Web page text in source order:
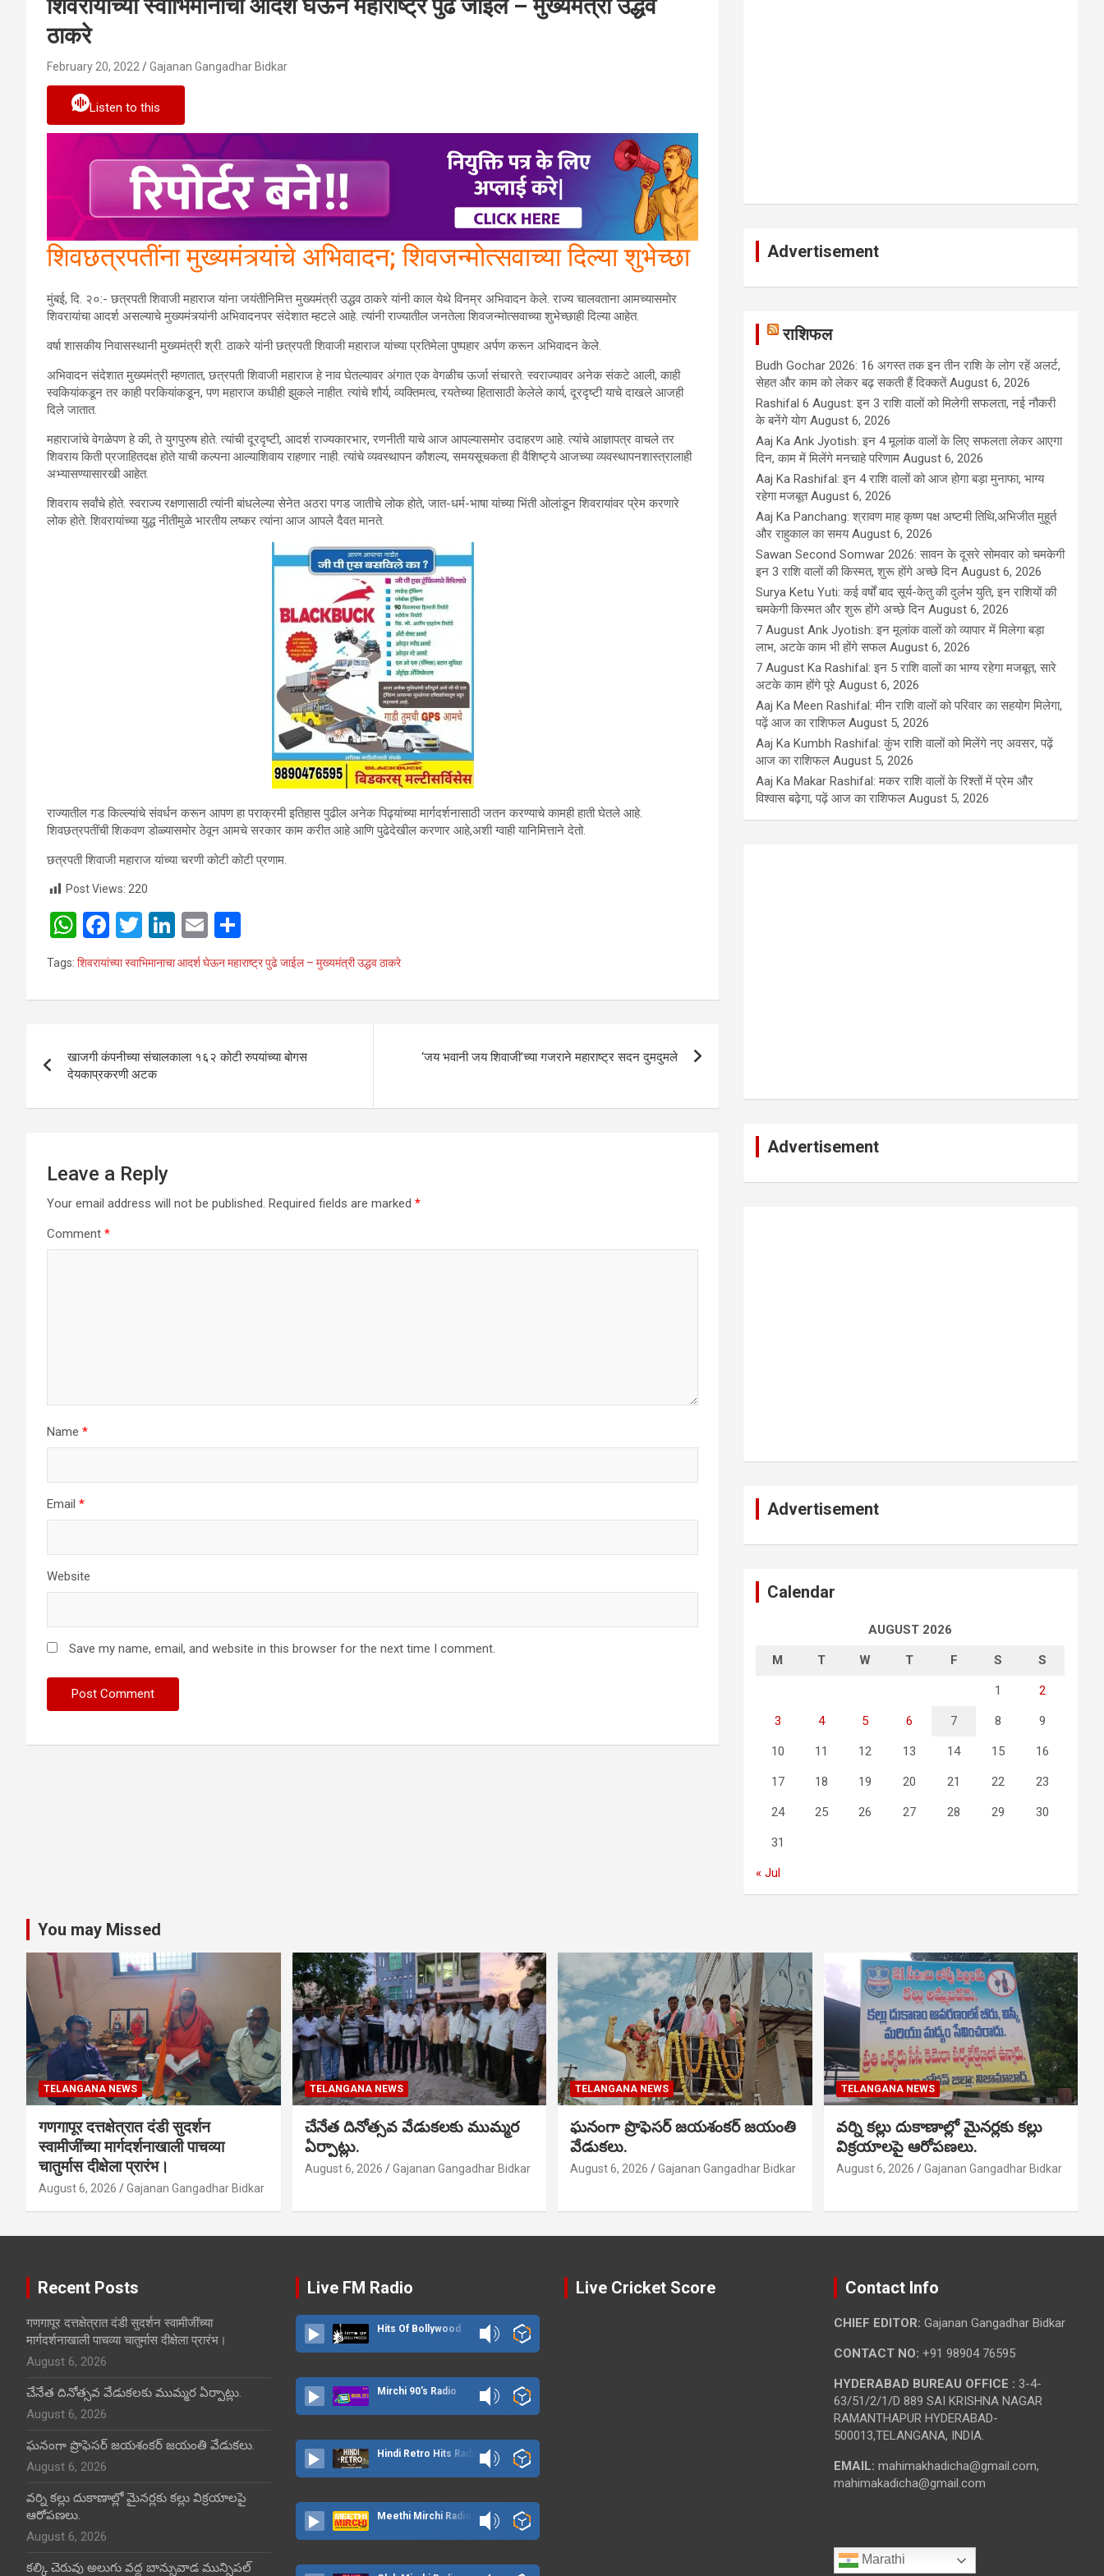
शिवरायांच्या स्वाभिमानाचा आदर्श घेऊन महाराष्ट्र पुढे जाईल – मुख्यमंत्री उद्धव
ठाकरे
February 20, 2022 Gajanan Gangadhar Bidkar
Listen to this
शिवछत्रपतींना मुख्यमंत्र्यांचे अभिवादन; शिवजन्मोत्सवाच्या दिल्या शुभेच्छा
मुंबई, दि. २०:- छत्रपती शिवाजी महाराज यांना जयंतीनिमित्त मुख्यमंत्री उद्धव ठाकरे यांनी काल येथे विनम्र अभिवादन केले. राज्य चालवताना आमच्यासमोर
शिवरायांचा आदर्श असल्याचे मुख्यमंत्र्यांनी अभिवादनपर संदेशात म्हटले आहे. त्यांनी राज्यातील जनतेला शिवजन्मोत्सवाच्या शुभेच्छाही दिल्या आहेत.
वर्षा शासकीय निवासस्थानी मुख्यमंत्री श्री. ठाकरे यांनी छत्रपती शिवाजी महाराज यांच्या प्रतिमेला पुष्पहार अर्पण करून अभिवादन केले.
अभिवादन संदेशात मुख्यमंत्री म्हणतात, छत्रपती शिवाजी महाराज हे नाव घेतल्यावर अंगात एक वेगळीच ऊर्जा संचारते. स्वराज्यावर अनेक संकटे आली, काही
स्वकियांकडून तर काही परकियांकडून, पण महाराज कधीही झुकले नाहीत. त्यांचे शौर्य, व्यक्तिमत्व, रयतेच्या हितासाठी केलेले कार्य, दूरदृष्टी याचे दाखले आजही
दिले जातात.
महाराजांचे वेगळेपण हे की, ते युगपुरुष होते. त्यांची दूरदृष्टी, आदर्श राज्यकारभार, रणनीती याचे आज आपल्यासमोर उदाहरण आहे. त्यांचे आज्ञापत्र वाचले तर
शिवराय किती प्रजाहितदक्ष होते याची कल्पना आल्याशिवाय राहणार नाही. त्यांचे व्यवस्थापन कौशल्य, समयसूचकता ही वैशिष्ट्ये आजच्या व्यवस्थापनशास्त्रालाही
अभ्यासण्यासारखी आहेत.
शिवराय सर्वांचे होते. स्वराज्य रक्षणासाठी त्यांनी बांधलेल्या सेनेत अठरा पगड जातीचे लोक होते, जात-धर्म-भाषा यांच्या भिंती ओलांडून शिवरायांवर प्रेम करणारे
लोक होते. शिवरायांच्या युद्ध नीतीमुळे भारतीय लष्कर त्यांना आज आपले दैवत मानते.
राज्यातील गड किल्ल्यांचे संवर्धन करून आपण हा पराक्रमी इतिहास पुढील अनेक पिढ्यांच्या मार्गदर्शनासाठी जतन करण्याचे कामही हाती घेतले आहे.
शिवछत्रपतींची शिकवण डोळ्यासमोर ठेवून आमचे सरकार काम करीत आहे आणि पुढेदेखील करणार आहे,अशी ग्वाही यानिमित्ताने देतो.
छत्रपती शिवाजी महाराज यांच्या चरणी कोटी कोटी प्रणाम.
Post Views: 220
W
h
at
s
p
p
F
ce
b
o
k
T
wi
tt
er
Li
ke
dI
E
m
ail ar
e
Tags: शिवरायांच्या स्वाभिमानाचा आदर्श घेऊन महाराष्ट्र पुढे जाईल – मुख्यमंत्री उद्धव ठाकरे
navigation
खाजगी कंपनीच्या संचालकाला १६२ कोटी रुपयांच्या बोगस
देयकाप्रकरणी अटक
‘जय भवानी जय शिवाजी’च्या गजराने महाराष्ट्र सदन दुमदुमले
Leave a Reply
Your email address will not be published. Required fields are marked *
Comment *
Name *
Email *
Website
Save my name, email, and website in this browser for the next time I comment.
Advertisement
राशिफल
Budh Gochar 2026: 16 अगस्त तक इन तीन राशि के लोग रहें अलर्ट,
सेहत और काम को लेकर बढ़ सकती हैं दिक्कतें August 6, 2026
Rashifal 6 August: इन 3 राशि वालों को मिलेगी सफलता, नई नौकरी
के बनेंगे योग August 6, 2026
Aaj Ka Ank Jyotish: इन 4 मूलांक वालों के लिए सफलता लेकर आएगा
दिन, काम में मिलेंगे मनचाहे परिणाम August 6, 2026
Aaj Ka Rashifal: इन 4 राशि वालों को आज होगा बड़ा मुनाफा, भाग्य
रहेगा मजबूत August 6, 2026
Aaj Ka Panchang: श्रावण माह कृष्ण पक्ष अष्टमी तिथि,अभिजीत मुहूर्त
और राहुकाल का समय August 6, 2026
Sawan Second Somwar 2026: सावन के दूसरे सोमवार को चमकेगी
इन 3 राशि वालों की किस्मत, शुरू होंगे अच्छे दिन August 6, 2026
Surya Ketu Yuti: कई वर्षों बाद सूर्य-केतु की दुर्लभ युति, इन राशियों की
चमकेगी किस्मत और शुरू होंगे अच्छे दिन August 6, 2026
7 August Ank Jyotish: इन मूलांक वालों को व्यापार में मिलेगा बड़ा
लाभ, अटके काम भी होंगे सफल August 6, 2026
7 August Ka Rashifal: इन 5 राशि वालों का भाग्य रहेगा मजबूत, सारे
अटके काम होंगे पूरे August 6, 2026
Aaj Ka Meen Rashifal: मीन राशि वालों को परिवार का सहयोग मिलेगा,
पढ़ें आज का राशिफल August 5, 2026
Aaj Ka Kumbh Rashifal: कुंभ राशि वालों को मिलेंगे नए अवसर, पढ़ें
आज का राशिफल August 5, 2026
Aaj Ka Makar Rashifal: मकर राशि वालों के रिश्तों में प्रेम और
विश्वास बढ़ेगा, पढ़ें आज का राशिफल August 5, 2026
Advertisement
Advertisement
Calendar
AUGUST 2026
M T W T F S S
1 2
3 4 5 6 7 8 9
10 11 12 13 14 15 16
17 18 19 20 21 22 23
24 25 26 27 28 29 30
31
« Jul
You may Missed
TELANGANA NEWS
गणगापूर दत्तक्षेत्रात दंडी सुदर्शन
स्वामीजींच्या मार्गदर्शनाखाली पाचव्या
चातुर्मास दीक्षेला प्रारंभ।
August 6, 2026 Gajanan Gangadhar Bidkar
TELANGANA NEWS
చేనేత దినోత్సవ వేడుకలకు ముమ్మర
ఏర్పాట్లు.
August 6, 2026 Gajanan Gangadhar Bidkar
TELANGANA NEWS
ఘనంగా ప్రొఫెసర్ జయశంకర్ జయంతి
వేడుకలు.
August 6, 2026 Gajanan Gangadhar Bidkar
TELANGANA NEWS
వర్ని కల్లు దుకాణాల్లో మైనర్లకు కల్లు
విక్రయాలపై ఆరోపణలు.
August 6, 2026 Gajanan Gangadhar Bidkar
Recent Posts
गणगापूर दत्तक्षेत्रात दंडी सुदर्शन स्वामीजींच्या
मार्गदर्शनाखाली पाचव्या चातुर्मास दीक्षेला प्रारंभ।
August 6, 2026
చేనేత దినోత్సవ వేడుకలకు ముమ్మర ఏర్పాట్లు.
August 6, 2026
ఘనంగా ప్రొఫెసర్ జయశంకర్ జయంతి వేడుకలు.
August 6, 2026
వర్ని కల్లు దుకాణాల్లో మైనర్లకు కల్లు విక్రయాలపై
ఆరోపణలు.
August 6, 2026
కల్కి చెరువు అలుగు వద్ద బాన్సువాడ మున్సిపల్
Live FM Radio
Hits Of Bollywood
Mirchi 90's Radio
Hindi Retro Hits Radio
Meethi Mirchi Radio
Live Cricket Score Contact Info
CHIEF EDITOR: Gajanan Gangadhar Bidkar
CONTACT NO: +91 98904 76595
HYDERABAD BUREAU OFFICE : 3-4-
63/51/2/1/D 889 SAI KRISHNA NAGAR
RAMANTHAPUR HYDERABAD-
500013,TELANGANA, INDIA.
EMAIL: mahimakhadicha@gmail.com,
mahimakadicha@gmail.com
Marathi